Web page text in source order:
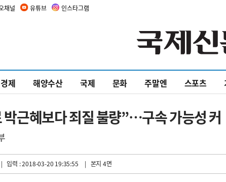
채널 유튜브 인스타그램
경제 해양수산 국제 문화 주말엔 스포츠
박근혜보다 죄질 불량”…구속 가능성 커
| 입력 : 2018-03-20 19:35:55 | 본지 4면